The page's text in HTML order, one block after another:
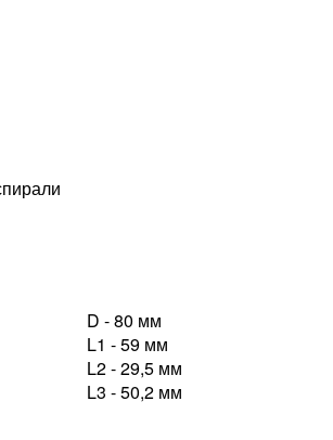
D - 80 мм
L1 - 59 мм
L2 - 29,5 мм
L3 - 50,2 мм